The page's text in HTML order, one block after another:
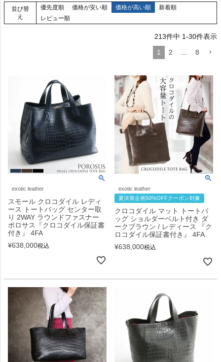
並び替
え
優先度順 価格が安い順 価格が高い順
新着順
レビュー順
213件中 1-30件表示
1
2 8
exotic leather
スモール クロコダイル レディ
ース トートバッグ センター取
り 2WAY ラウンドファスナー
ポロサス『クロコダイル保証書
付き』 4FA
¥638,000税込
exotic leather
夏決算企画50%OFFクーポン対象
クロコダイル マット トートバ
ッグ ショルダーベルト付き ダ
ークブラウン / レディース 『ク
ロコダイル保証書付き』 4FA
¥638,000税込